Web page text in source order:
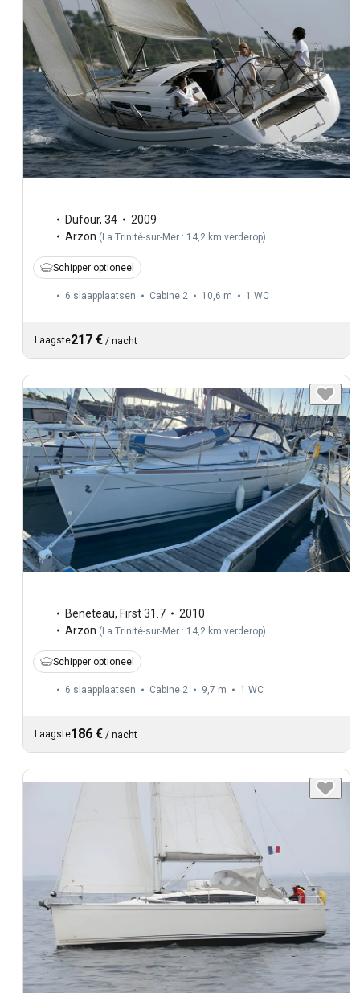
Dufour, 34
2009
Arzon (La Trinité-sur-Mer : 14,2 km verderop)
Schipper optioneel
6 slaapplaatsen Cabine 2 10,6 m 1 WC
Laagste217 € / nacht
Beneteau, First 31.7
2010
Arzon (La Trinité-sur-Mer : 14,2 km verderop)
Schipper optioneel
6 slaapplaatsen Cabine 2 9,7 m 1 WC
Laagste186 € / nacht